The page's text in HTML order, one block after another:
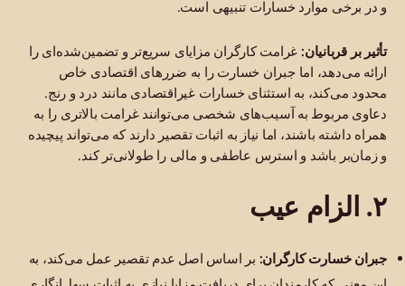
و در برخی موارد خسارات تنبیهی است.
تأثیر بر قربانیان:غرامت کارگران مزایای سریع‌تر و تضمین‌شده‌ای را
ارائه می‌دهد، اما جبران خسارت را به ضررهای اقتصادی خاص
محدود می‌کند، به استثنای خسارات غیراقتصادی مانند درد و رنج.
دعاوی مربوط به آسیب‌های شخصی می‌توانند غرامت بالاتری را به
همراه داشته باشند، اما نیاز به اثبات تقصیر دارند که می‌تواند پیچیده
و زمان‌بر باشد و استرس عاطفی و مالی را طولانی‌تر کند.
۲. الزام عیب
جبران خسارت کارگران: بر اساس اصل عدم تقصیر عمل می‌کند، به